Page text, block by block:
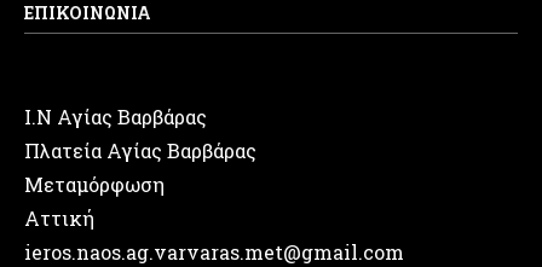
ΕΠΙΚΟΙΝΩΝΙΑ
Ι.Ν Αγίας Βαρβάρας
Πλατεία Αγίας Βαρβάρας
Μεταμόρφωση
Αττική
ieros.naos.ag.varvaras.met@gmail.com